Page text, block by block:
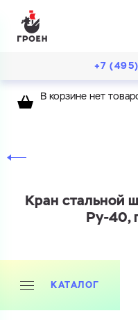
+7
В корзине нет
Кран стальной
Ру-40,
КАТАЛОГ